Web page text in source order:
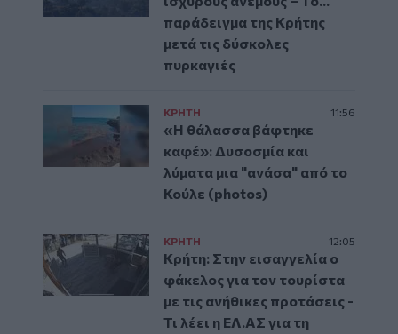
παράδειγμα της Κρήτης
μετά τις δύσκολες
πυρκαγιές
ΚΡΗΤΗ 11:56
«Η θάλασσα βάφτηκε
καφέ»: Δυσοσμία και
λύματα μια "ανάσα" από το
Κούλε (photos)
ΚΡΗΤΗ 12:05
Κρήτη: Στην εισαγγελία ο
φάκελος για τον τουρίστα
με τις ανήθικες προτάσεις -
Τι λέει η ΕΛ.ΑΣ για τη